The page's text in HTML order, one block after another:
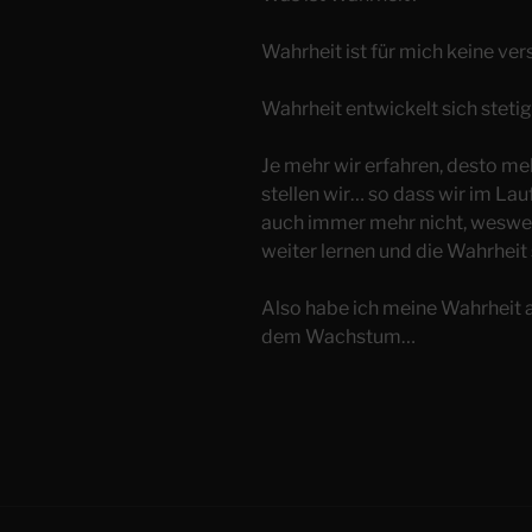
Wahrheit ist für mich keine
Wahrheit entwickelt sich
Je mehr wir erfahren, desto
stellen wir… so dass wir im
auch immer mehr nicht,
weiter lernen und die
Also habe ich meine Wahrheit
dem Wachstum…